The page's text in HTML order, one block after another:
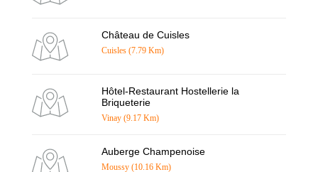
Château de Cuisles
Cuisles (7.79 Km)
Hôtel-Restaurant Hostellerie la
Briqueterie
Vinay (9.17 Km)
Auberge Champenoise
Moussy (10.16 Km)